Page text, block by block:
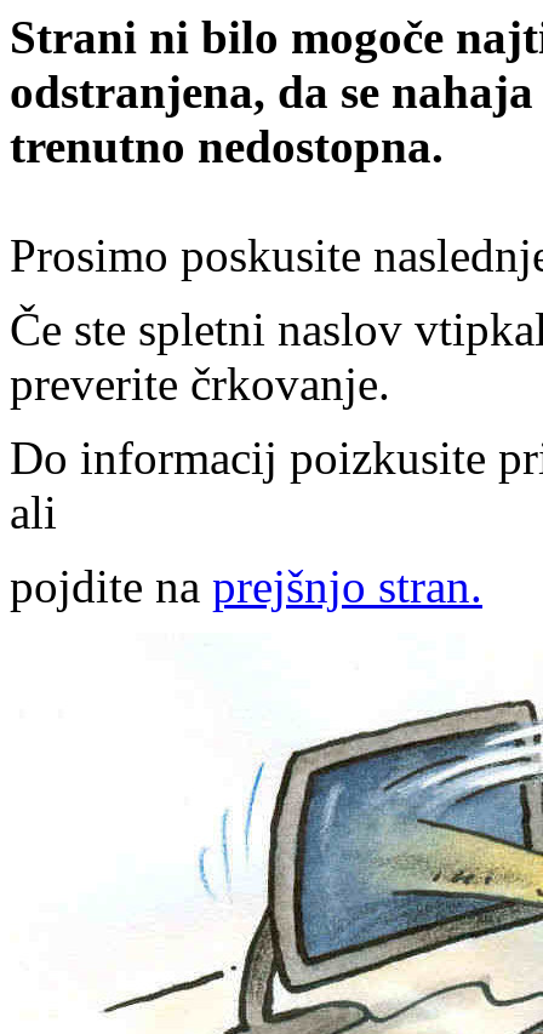
Strani ni bilo mogoče
odstranjena, da se
trenutno nedostopna.
Prosimo poskusite
Če ste spletni naslov
preverite črkovanje.
Do informacij poizkusite
ali
pojdite na prejšnjo stran.